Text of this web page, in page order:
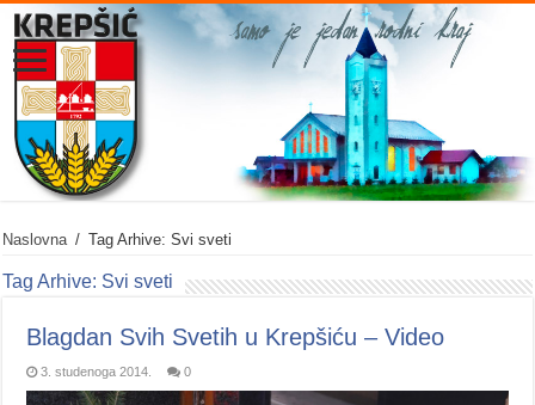
Naslovna / Tag Arhive: Svi sveti
Tag Arhive: Svi sveti
Blagdan Svih Svetih u Krepšiću – Video
3. studenoga 2014. 0